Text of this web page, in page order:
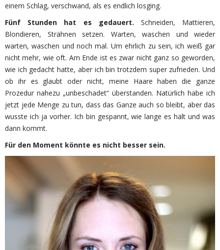
einem Schlag, verschwand, als es endlich losging.
Fünf Stunden hat es gedauert. Schneiden, Mattieren,
Blondieren, Strähnen setzen. Warten, waschen und wieder
warten, waschen und noch mal. Um ehrlich zu sein, ich weiß gar
nicht mehr, wie oft. Am Ende ist es zwar nicht ganz so geworden,
wie ich gedacht hatte, aber ich bin trotzdem super zufrieden. Und
ob ihr es glaubt oder nicht, meine Haare haben die ganze
Prozedur nahezu „unbeschadet“ überstanden. Natürlich habe ich
jetzt jede Menge zu tun, dass das Ganze auch so bleibt, aber das
wusste ich ja vorher. Ich bin gespannt, wie lange es hält und was
dann kommt.
Für den Moment könnte es nicht besser sein.